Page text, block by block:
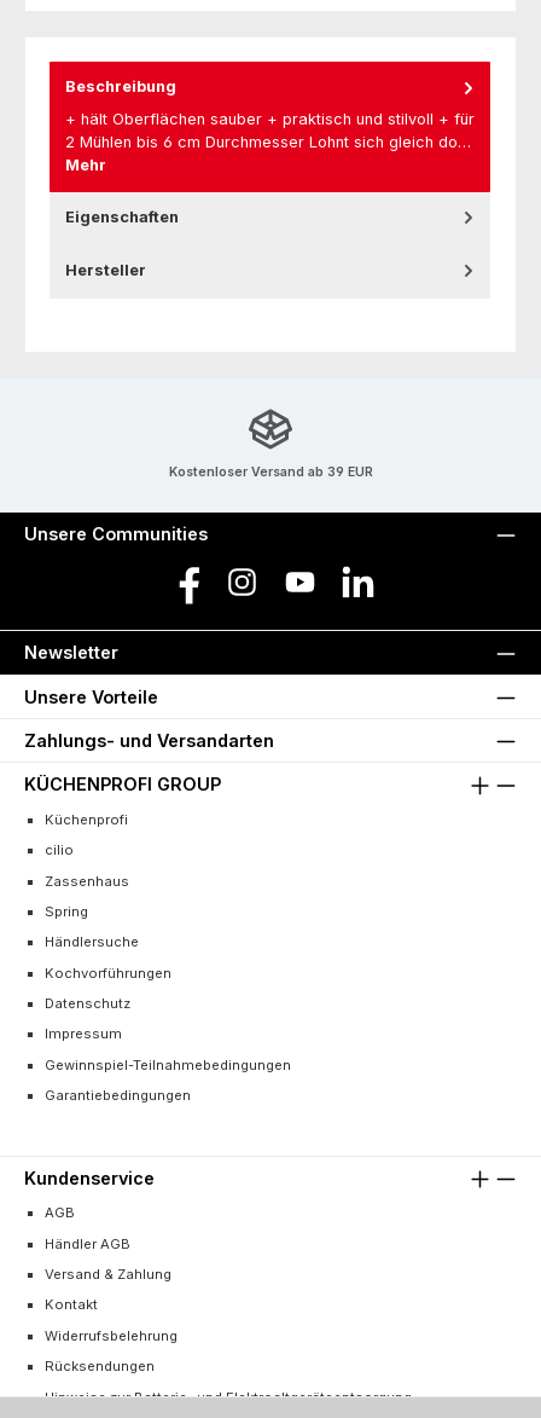
Beschreibung
+ hält Oberflächen sauber + praktisch und stilvoll + für
2 Mühlen bis 6 cm Durchmesser Lohnt sich gleich do…
Mehr
Eigenschaften
Hersteller
Kostenloser Versand ab 39 EUR
Unsere Communities
Facebook Instagram YouTube LinkedIn
Newsletter
Unsere Vorteile
Zahlungs- und Versandarten
KÜCHENPROFI GROUP
Küchenprofi
cilio
Zassenhaus
Spring
Händlersuche
Kochvorführungen
Datenschutz
Impressum
Gewinnspiel-Teilnahmebedingungen
Garantiebedingungen
Kundenservice
AGB
Händler AGB
Versand & Zahlung
Kontakt
Widerrufsbelehrung
Rücksendungen
Hinweise zur Batterie- und Elektroaltgeräteentsorgung